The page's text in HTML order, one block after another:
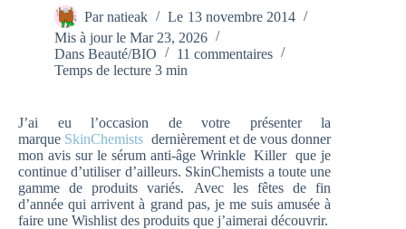
Par natieak Le 13 novembre 2014
Mis à jour le Mar 23, 2026
Dans Beauté/BIO
11 commentaires
Temps de lecture 3 min
J’ai eu l’occasion de votre présenter la
marque SkinChemists dernièrement et de vous donner
mon avis sur le sérum anti-âge Wrinkle Killer que je
continue d’utiliser d’ailleurs. SkinChemists a toute une
gamme de produits variés. Avec les fêtes de fin
d’année qui arrivent à grand pas, je me suis amusée à
faire une Wishlist des produits que j’aimerai découvrir.